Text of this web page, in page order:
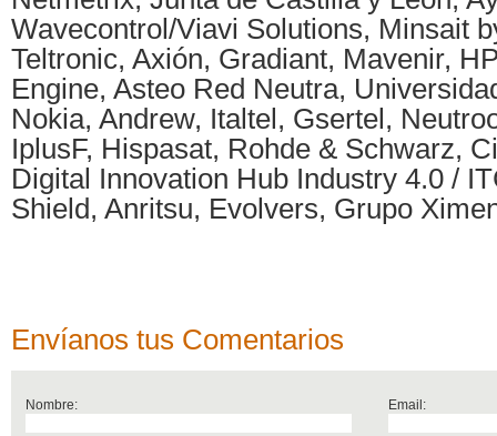
Wavecontrol/Viavi Solutions, Minsait
Teltronic, Axión, Gradiant, Mavenir,
Engine, Asteo Red Neutra,
Nokia, Andrew, Italtel, Gsertel,
IplusF, Hispasat, Rohde & Schwarz,
Digital Innovation Hub Industry 4.0 /
Shield, Anritsu, Evolvers, Grupo
Envíanos tus Comentarios
Nombre: Email: